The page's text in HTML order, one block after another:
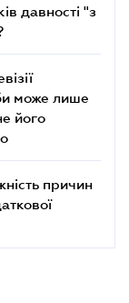
давності "з
може лише
його
причин